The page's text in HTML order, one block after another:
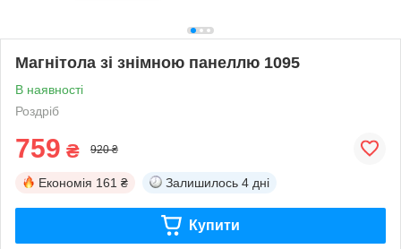
Магнітола зі знімною панеллю 1095
В наявності
Роздріб
759 ₴ 920 ₴
Економія 161 ₴ Залишилось 4 дні
Купити